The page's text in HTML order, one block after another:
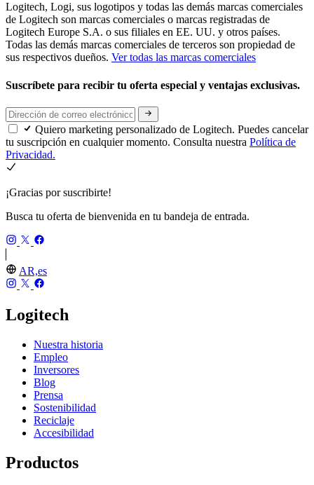
Logitech, Logi, sus logotipos y todas las demás marcas comerciales
de Logitech son marcas comerciales o marcas registradas de
Logitech Europe S.A. o sus filiales en EE. UU. y otros países.
Todas las demás marcas comerciales de terceros son propiedad de
sus respectivos dueños. Ver todas las marcas comerciales
Suscríbete para recibir tu oferta especial y ventajas exclusivas.
Quiero marketing personalizado de Logitech. Puedes cancelar
tu suscripción en cualquier momento. Consulta nuestra Política de
Privacidad.
¡Gracias por suscribirte!
Busca tu oferta de bienvenida en tu bandeja de entrada.
AR,es
Logitech
Nuestra historia
Empleo
Inversores
Blog
Prensa
Sostenibilidad
Reciclaje
Accesibilidad
Productos